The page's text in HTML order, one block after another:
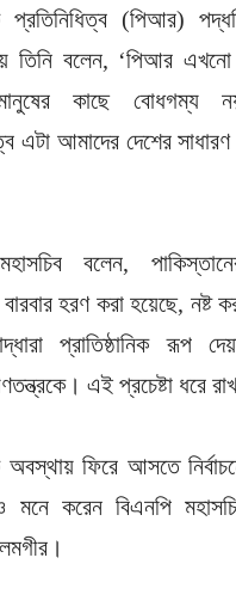
প্রতিনিধিত্ব (পিআর)
তিনি বলেন, ‘পিআর এখনো
কাছে বোধগম্য
এটা আমাদের দেশের
বলেন,
হরণ করা হয়েছে, নষ্ট
প্রাতিষ্ঠানিক রূপ
এই প্রচেষ্টা ধরে
অবস্থায় ফিরে আসতে
মনে করেন বিএনপি